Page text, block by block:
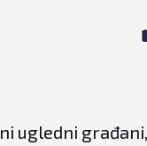
ugledni